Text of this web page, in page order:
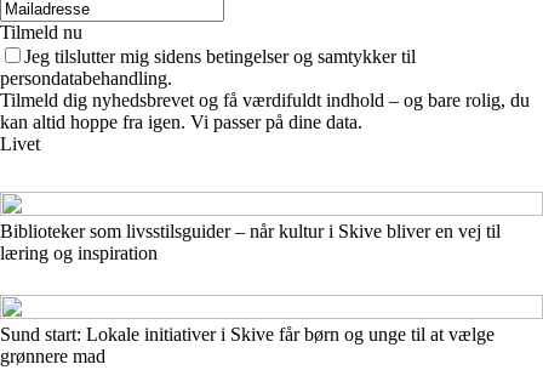
Tilmeld nu
Jeg tilslutter mig sidens betingelser og samtykker til
persondatabehandling.
Tilmeld dig nyhedsbrevet og få værdifuldt indhold – og bare rolig, du
kan altid hoppe fra igen. Vi passer på dine data.
Livet
Biblioteker som livsstilsguider – når kultur i Skive bliver en vej til
læring og inspiration
Sund start: Lokale initiativer i Skive får børn og unge til at vælge
grønnere mad